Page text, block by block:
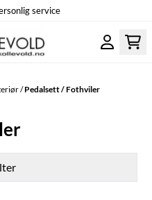
service
/Pedalsett / Fothviler